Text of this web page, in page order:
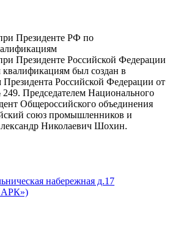
Президенте РФ по
Президенте Российской Федерации
был создан в
Президента Российской Федерации от
Председателем Национального
Общероссийского объединения
союз промышленников и
Николаевич Шохин.
набережная д.17